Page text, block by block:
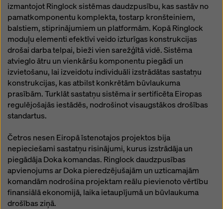
izmantojot Ringlock sistēmas daudzpusību, kas sastāv no
pamatkomponentu komplekta, tostarp kronšteiniem,
balstiem, stiprinājumiem un platformām. Kopā Ringlock
moduļu elementi efektīvi veido izturīgas konstrukcijas
drošai darba telpai, bieži vien sarežģītā vidē. Sistēma
atvieglo ātru un vienkāršu komponentu piegādi un
izvietošanu, lai izveidotu individuāli izstrādātas sastatņu
konstrukcijas, kas atbilst konkrētām būvlaukuma
prasībām. Turklāt sastatņu sistēma ir sertificēta Eiropas
regulējošajās iestādēs, nodrošinot visaugstākos drošības
standartus.
Četros nesen Eiropā īstenotajos projektos bija
nepieciešami sastatņu risinājumi, kurus izstrādāja un
piegādāja Doka komandas. Ringlock daudzpusības
apvienojums ar Doka pieredzējušajām un uzticamajām
komandām nodrošina projektam reālu pievienoto vērtību
finansiālā ekonomijā, laika ietaupījumā un būvlaukuma
drošības ziņā.